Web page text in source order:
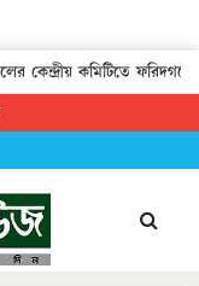
কেন্দ্রীয় কমিটিতে